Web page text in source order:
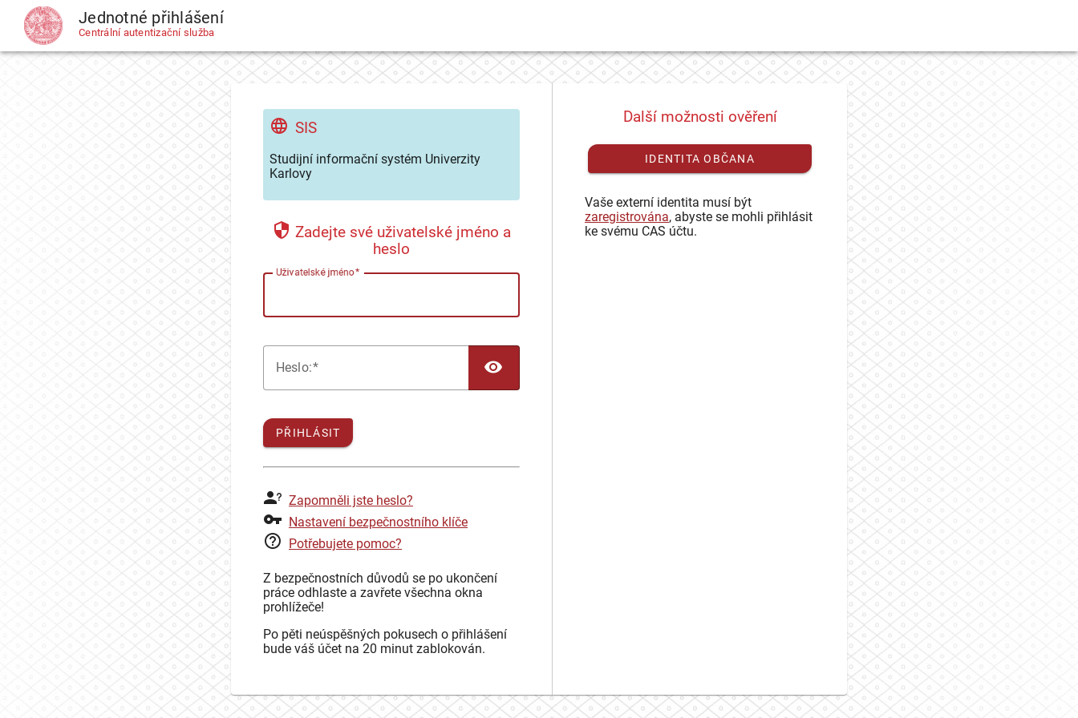
CAS Jednotné přihlášení
Centrální autentizační služba
SIS
Studijní informační systém Univerzity
Karlovy
Zadejte své uživatelské jméno a
heslo
Uživatelské jméno
Heslo:
PŘIHLÁSIT
Zapomněli jste heslo?
Nastavení bezpečnostního klíče
Potřebujete pomoc?
Z bezpečnostních důvodů se po ukončení
práce odhlaste a zavřete všechna okna
prohlížeče!
Po pěti neúspěšných pokusech o přihlášení
bude váš účet na 20 minut zablokován.
Další možnosti ověření
IDENTITA OBČANA
Vaše externí identita musí být
zaregistrována, abyste se mohli přihlásit
ke svému CAS účtu.